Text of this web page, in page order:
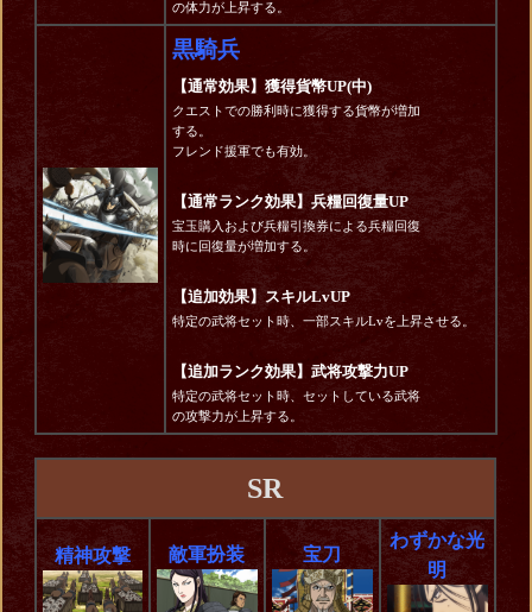
の体力が上昇する。
黒騎兵
【通常効果】獲得貨幣UP(中)
クエストでの勝利時に獲得する貨幣が増加
する。
フレンド援軍でも有効。
【通常ランク効果】兵糧回復量UP
宝玉購入および兵糧引換券による兵糧回復
時に回復量が増加する。
【追加効果】スキルLvUP
特定の武将セット時、一部スキルLvを上昇させる。
【追加ランク効果】武将攻撃力UP
特定の武将セット時、セットしている武将
の攻撃力が上昇する。
SR
精神攻撃 敵軍扮装 宝刀
わずかな光
明